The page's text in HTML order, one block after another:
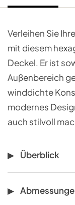
Verleihen Sie
mit diesem
Deckel. Er ist
Außenbereich
winddichte
modernes
auch stilvoll
Überblick